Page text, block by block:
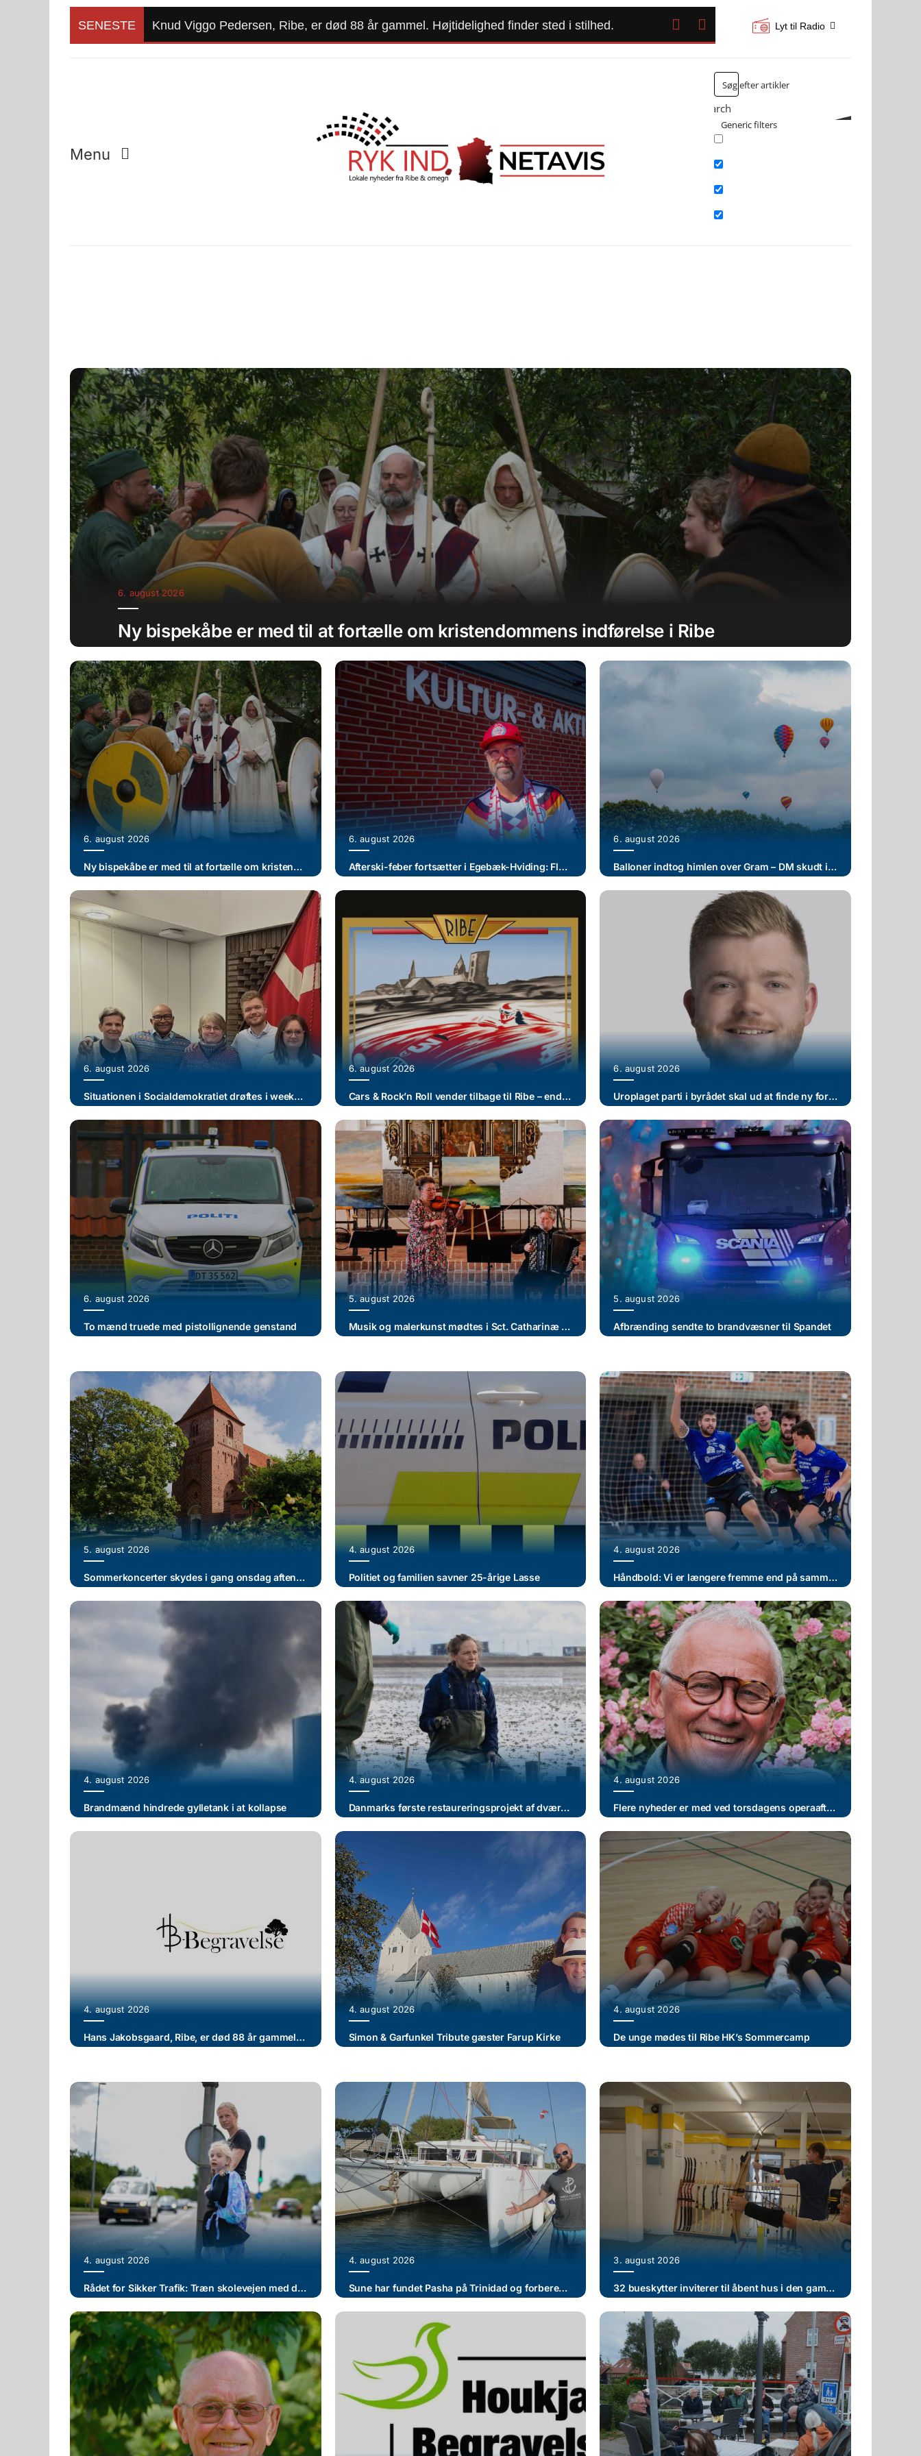
SENESTE Knud Viggo Pedersen, Ribe, er død 88 år gammel. Højtidelighed finder sted i stilhed.   Lyt til Radio
Menu
Kultur
Musik
Mærkedage
Så’ det sagt!
Retro
Dødsfald
Search
Generic filters
6. august 2026
Ny bispekåbe er med til at fortælle om kristendommens indførelse i Ribe
6. august 2026
Ny bispekåbe er med til at fortælle om kristendommens indførelse i Ribe
6. august 2026
Afterski-feber fortsætter i Egebæk-Hviding: Flere “sportschefer” melder udsolgt
6. august 2026
Balloner indtog himlen over Gram – DM skudt i gang ved Gram Slot
6. august 2026
Situationen i Socialdemokratiet drøftes i weekenden
6. august 2026
Cars & Rock’n Roll vender tilbage til Ribe – endnu større i 2026
6. august 2026
Uroplaget parti i byrådet skal ud at finde ny formand
6. august 2026
To mænd truede med pistollignende genstand
5. august 2026
Musik og malerkunst mødtes i Sct. Catharinæ Kirke
5. august 2026
Afbrænding sendte to brandvæsner til Spandet
5. august 2026
Sommerkoncerter skydes i gang onsdag aften i Sct. Catharinæ Kirke
4. august 2026
Politiet og familien savner 25-årige Lasse
4. august 2026
Håndbold: Vi er længere fremme end på samme tidspunkt sidste år!”
4. august 2026
Brandmænd hindrede gylletank i at kollapse
4. august 2026
Danmarks første restaureringsprojekt af dværgålegræs gennemføres i Vadehavet
4. august 2026
Flere nyheder er med ved torsdagens operaaften i klostergården
4. august 2026
Hans Jakobsgaard, Ribe, er død 88 år gammel. Bisættelse fra Ribe Domkirke tirsdag d. 11. august kl. 14:30.
4. august 2026
Simon & Garfunkel Tribute gæster Farup Kirke
4. august 2026
De unge mødes til Ribe HK’s Sommercamp
4. august 2026
Rådet for Sikker Trafik: Træn skolevejen med dit barn og skab tryggere trafik ved skolen
4. august 2026
Sune har fundet Pasha på Trinidad og forbereder en jordomsejling
3. august 2026
32 bueskytter inviterer til åbent hus i den gamle brugsforening i Vilslev